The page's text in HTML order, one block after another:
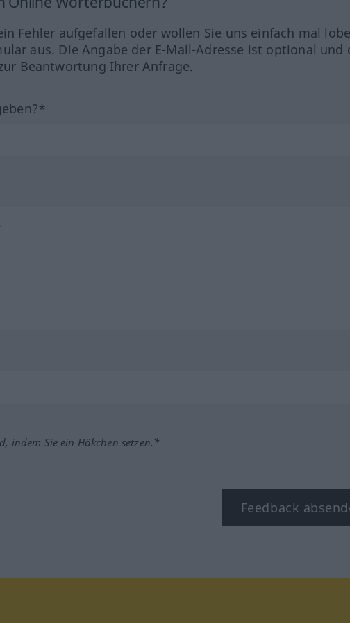
Fehler aufgefallen oder wollen Sie uns einfach mal
aus. Die Angabe der E-Mail-Adresse ist optional und
Beantwortung Ihrer Anfrage.
indem Sie ein Häkchen setzen.*
Feedback